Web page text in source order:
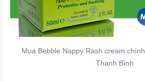
Mua Bebble Nappy Rash cream
Thanh Bình